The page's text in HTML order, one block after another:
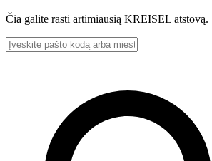
Čia galite rasti artimiausią KREISEL atstovą.